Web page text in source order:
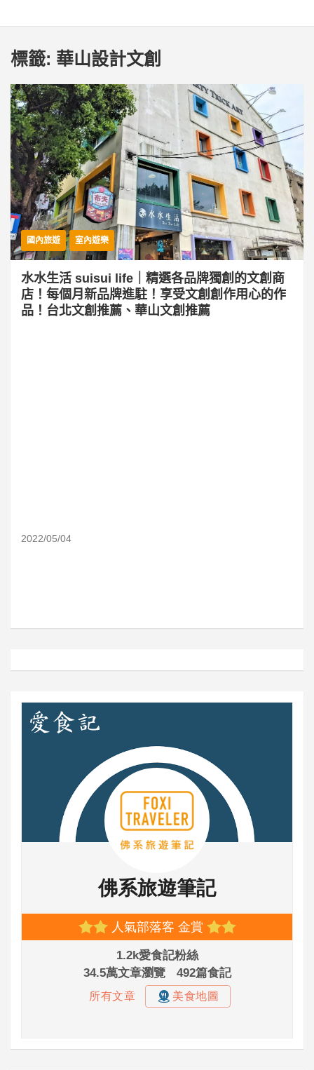
標籤: 華山設計文創
國內旅遊 室內遊樂
水水生活 suisui life｜精選各品牌獨創的文創商
店！每個月新品牌進駐！享受文創創作用心的作
品！台北文創推薦、華山文創推薦
2022/05/04